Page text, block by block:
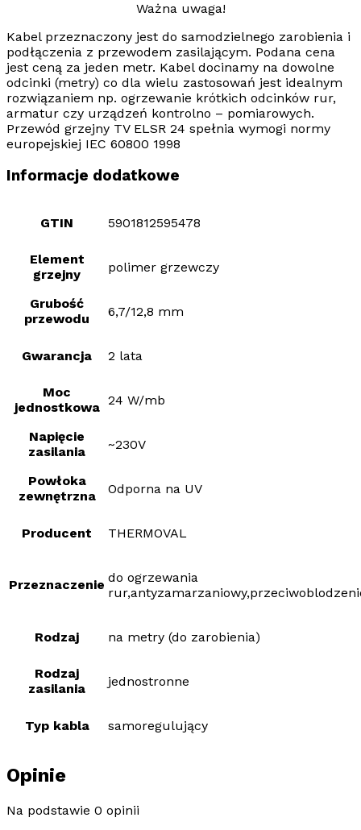
Ważna uwaga!
Kabel przeznaczony jest do samodzielnego zarobienia i
podłączenia z przewodem zasilającym. Podana cena
jest ceną za jeden metr. Kabel docinamy na dowolne
odcinki (metry) co dla wielu zastosowań jest idealnym
rozwiązaniem np. ogrzewanie krótkich odcinków rur,
armatur czy urządzeń kontrolno – pomiarowych.
Przewód grzejny TV ELSR 24 spełnia wymogi normy
europejskiej IEC 60800 1998
Informacje dodatkowe
GTIN 5901812595478
Element
grzejny
polimer grzewczy
Grubość
przewodu
6,7/12,8 mm
Gwarancja 2 lata
Moc
jednostkowa 24 W/mb
Napięcie
zasilania
~230V
Powłoka
zewnętrzna
Odporna na UV
Producent THERMOVAL
Przeznaczenie do ogrzewania
Rodzaj na metry (do zarobienia)
Rodzaj
zasilania
jednostronne
Typ kabla samoregulujący
Opinie
Na podstawie 0 opinii